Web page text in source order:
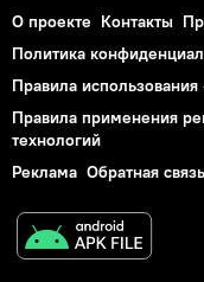
О проекте Контакты
Политика
Правила
Правила применения
технологий
Реклама Обратная связь